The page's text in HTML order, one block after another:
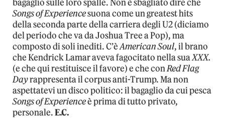
bagaglio sulle loro spalle. Non è sbagliato dire che
Songs of Experiencesuona come un greatest hits
della seconda parte della carriera degli U2 (diciamo
del periodo che va da Joshua Tree a Pop), ma
composto di soli inediti. C’èAmerican Soul, il brano
che Kendrick Lamar aveva fagocitato nella suaXXX.
(e che qui restituisce il favore) e che conRed Flag
Dayrappresenta il corpus anti-Trump. Ma non
aspettatevi un disco politico: il bagaglio da cui pesca
Songs of Experienceè prima di tutto privato,
personale.E.C.